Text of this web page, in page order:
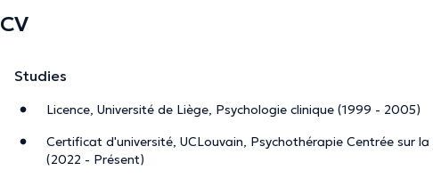
CV
Studies
Licence, Université de Liège, Psychologie clinique (1999 - 2005)
Certificat d'université, UCLouvain, Psychothérapie Centrée sur
(2022 - Présent)